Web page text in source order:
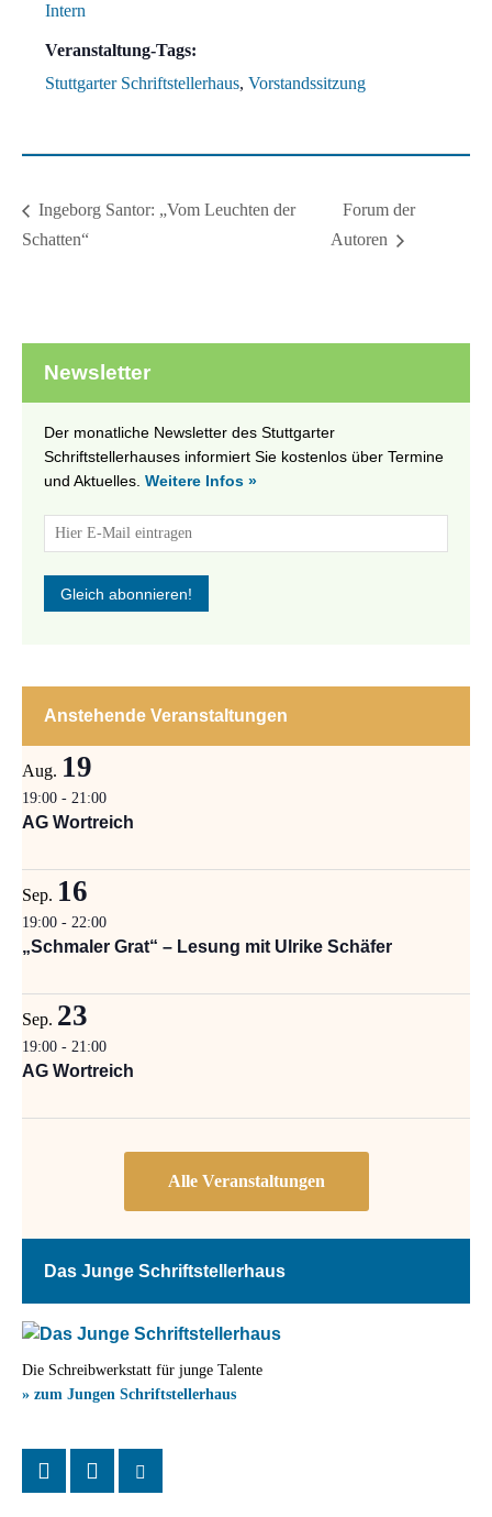
Intern
Veranstaltung-Tags:
Stuttgarter Schriftstellerhaus, Vorstandssitzung
Ingeborg Santor: „Vom Leuchten der
Schatten“
Forum der
Autoren
Newsletter
Der monatliche Newsletter des Stuttgarter
Schriftstellerhauses informiert Sie kostenlos über Termine
und Aktuelles. Weitere Infos »
Anstehende Veranstaltungen
Aug. 19
19:00 - 21:00
AG Wortreich
Sep. 16
19:00 - 22:00
„Schmaler Grat“ – Lesung mit Ulrike Schäfer
Sep. 23
19:00 - 21:00
AG Wortreich
Das Junge Schriftstellerhaus
Die Schreibwerkstatt für junge Talente
» zum Jungen Schriftstellerhaus